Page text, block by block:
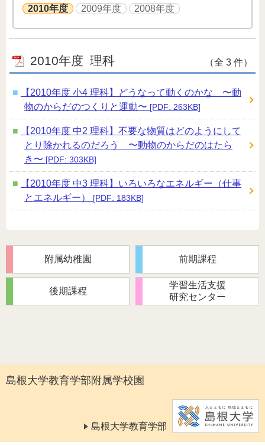
2010年度
2009年度 2008年度
2010年度 理科 （全 3 件）
【2010年度 小4 理科】どうなって動くのかな 〜動
物のからだのつくりと運動〜 [PDF: 263KB]
【2010年度 中2 理科】不要な物質はどのようにして
とり除かれるのだろう 〜動物のからだのはたら
き〜 [PDF: 303KB]
【2010年度 中3 理科】いろいろなエネルギー（仕事
とエネルギー）
[PDF: 183KB]
附属幼稚園 前期課程
後期課程
学習生活支援
研究センター
島根大学教育学部附属学校園
島根大学教育学部